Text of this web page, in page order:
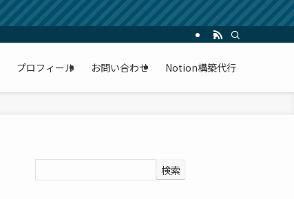
プロフィール お問い合わせ Notion構築代行
検索